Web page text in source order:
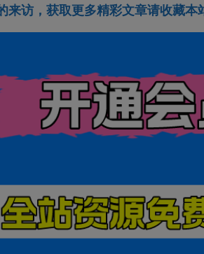
来访，获取更多精彩文章请收藏本